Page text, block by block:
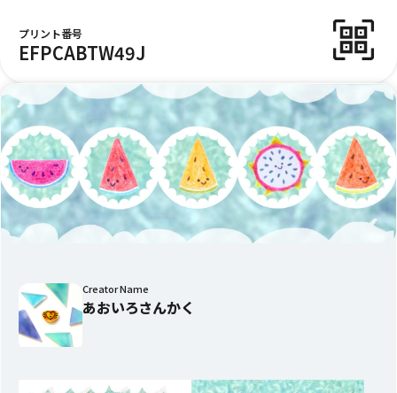
プリント番号
EFPCABTW49J
Creator Name
あおいろさんかく